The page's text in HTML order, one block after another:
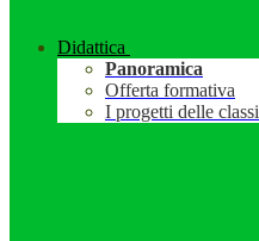
Didattica
Panoramica
Offerta formativa
I progetti delle classi